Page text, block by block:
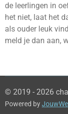
de leerlingen in
het niet, laat het
als ouder leuk
meld je dan aan,
© 2019 - 2026
Powered by